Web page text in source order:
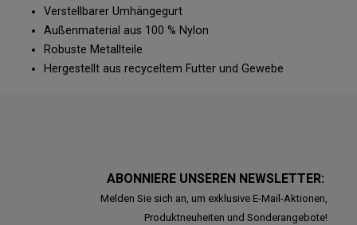
Verstellbarer Umhängegurt
Außenmaterial aus 100 % Nylon
Robuste Metallteile
Hergestellt aus recyceltem Futter und Gewebe
ABONNIERE UNSEREN NEWSLETTER:
Melden Sie sich an, um exklusive E-Mail-Aktionen,
Produktneuheiten und Sonderangebote!